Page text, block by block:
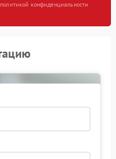
конфиденциальности